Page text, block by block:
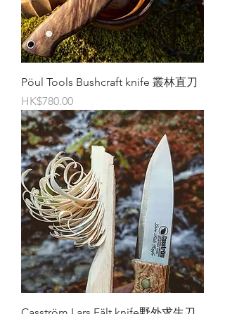
Pöul Tools Bushcraft knife 叢林直刀
價格
HK$780.00